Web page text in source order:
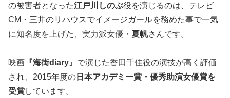
の被害者となった江戸川しのぶ役を演じるのは、テレビ
CM・三井のリハウスでイメージガールを務めた事で一気
に知名度を上げた、実力派女優・ 夏帆さんです。
映画 『海街diary』 で演じた香田千佳役の演技が高く評価
され、2015年度の 日本アカデミー賞・優秀助演女優賞を
受賞しています。